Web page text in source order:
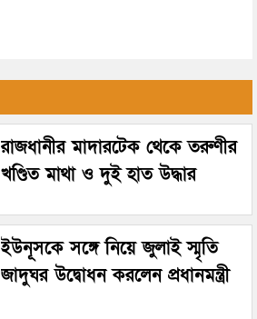
রাজধানীর মাদারটেক থেকে তরুণীর
খণ্ডিত মাথা ও দুই হাত উদ্ধার
ইউনূসকে সঙ্গে নিয়ে জুলাই স্মৃতি
জাদুঘর উদ্বোধন করলেন প্রধানমন্ত্রী